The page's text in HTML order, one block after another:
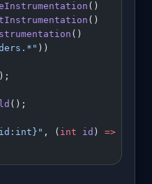
()
()
()
))
();
, ( int id ) =>